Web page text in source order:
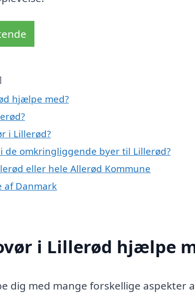
hjælpe med?
i Lillerød?
de omkringliggende byer til Lillerød?
eller hele Allerød Kommune
af Danmark
i Lillerød hjælpe
dig med mange forskellige aspekter